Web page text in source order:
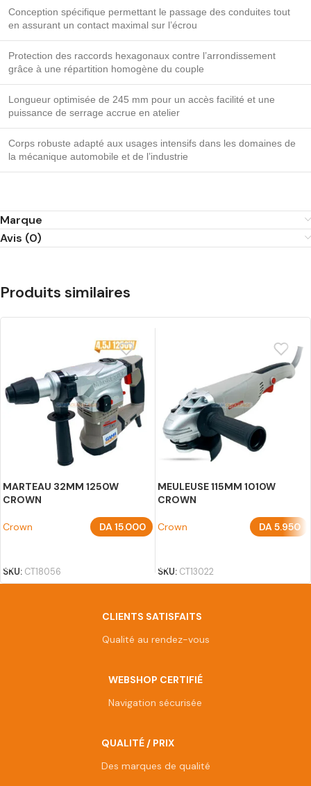
Conception spécifique permettant le passage des conduites tout
en assurant un contact maximal sur l’écrou
Protection des raccords hexagonaux contre l’arrondissement
grâce à une répartition homogène du couple
Longueur optimisée de 245 mm pour un accès facilité et une
puissance de serrage accrue en atelier
Corps robuste adapté aux usages intensifs dans les domaines de
la mécanique automobile et de l’industrie
Marque
Avis (0)
Produits similaires
MARTEAU 32MM 1250W
CROWN
Crown DA15.000
SKU: CT18056
MEULEUSE 115MM 1010W
CROWN
Crown DA5.950
SKU: CT13022
CLIENTS SATISFAITS
Qualité au rendez-vous
WEBSHOP CERTIFIÉ
Navigation sécurisée
QUALITÉ / PRIX
Des marques de qualité